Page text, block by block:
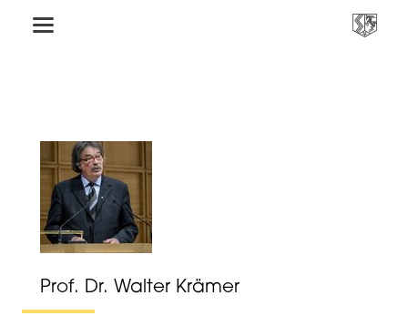
Prof. Dr. Walter Krämer